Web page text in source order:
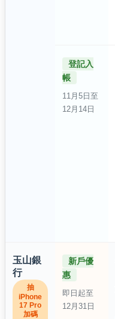
登記入
帳
11月5日至
12月14日
玉山銀
行
抽
iPhone
17 Pro
加碼
新戶優
惠
即日起至
12月31日